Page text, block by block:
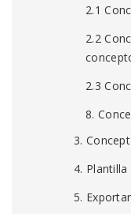
2.1
2.2
2.3
8.
3.
4.
5.